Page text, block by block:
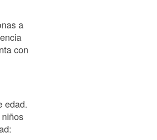
a
con
edad.